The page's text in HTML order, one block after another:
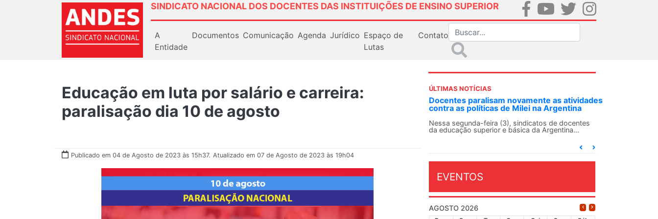
SINDICATO NACIONAL DOS DOCENTES DAS INSTITUIÇÕES DE ENSINO SUPERIOR
A
Entidade
Documentos Comunicação Agenda Jurídico Espaço de
Lutas
Contato
Educação em luta por salário e carreira:
paralisação dia 10 de agosto
Publicado em 04 de Agosto de 2023 às 15h37. Atualizado em 07 de Agosto de 2023 às 19h04
ÚLTIMAS NOTÍCIAS
Docentes paralisam novamente as atividades
contra as políticas de Milei na Argentina
Nessa segunda-feira (3), sindicatos de docentes
da educação superior e básica da Argentina...
ANDES-SN convoca docentes para Dia de
Solidariedade Internacionalista com Cuba em
13 de agosto
O ANDES-SN conclama suas seções sindicais e o
EVENTOS
AGOSTO 2026